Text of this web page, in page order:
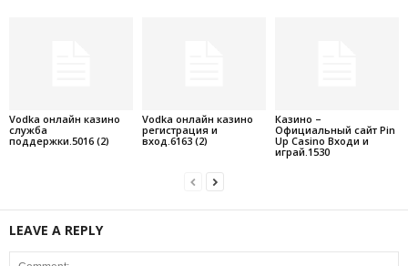
Vodka онлайн казино
служба
поддержки.5016 (2)
Vodka онлайн казино
регистрация и
вход.6163 (2)
Казино –
Официальный сайт Pin
Up Casino Входи и
играй.1530
LEAVE A REPLY